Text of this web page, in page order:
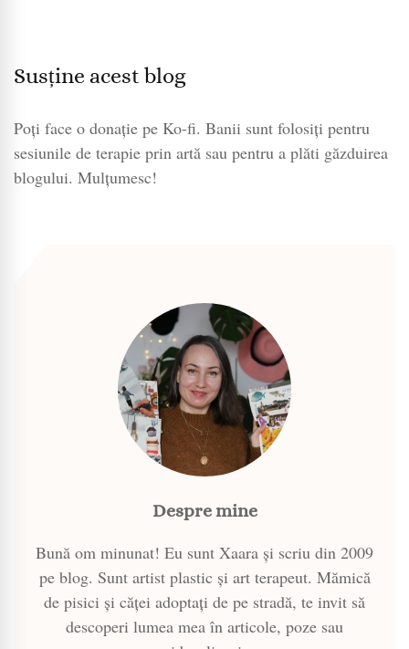
Susține acest blog
Poți face o donație pe Ko-fi. Banii sunt folosiți pentru
sesiunile de terapie prin artă sau pentru a plăti găzduirea
blogului. Mulțumesc!
Despre mine
Bună om minunat! Eu sunt Xaara și scriu din 2009
pe blog. Sunt artist plastic și art terapeut. Mămică
de pisici și căței adoptați de pe stradă, te invit să
descoperi lumea mea în articole, poze sau